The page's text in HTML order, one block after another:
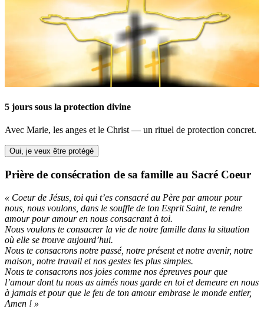
5 jours sous la protection divine
Avec Marie, les anges et le Christ — un rituel de protection concret.
Oui, je veux être protégé
Prière de consécration de sa famille au Sacré Coeur
« Coeur de Jésus, toi qui t’es consacré au Père par amour pour
nous, nous voulons, dans le souffle de ton Esprit Saint, te rendre
amour pour amour en nous consacrant à toi.
Nous voulons te consacrer la vie de notre famille dans la situation
où elle se trouve aujourd’hui.
Nous te consacrons notre passé, notre présent et notre avenir, notre
maison, notre travail et nos gestes les plus simples.
Nous te consacrons nos joies comme nos épreuves pour que
l’amour dont tu nous as aimés nous garde en toi et demeure en nous
à jamais et pour que le feu de ton amour embrase le monde entier,
Amen ! »